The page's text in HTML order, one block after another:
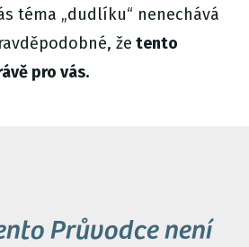
téma „dudlíku“ nenechává
že tento
pro vás.
Průvodce není